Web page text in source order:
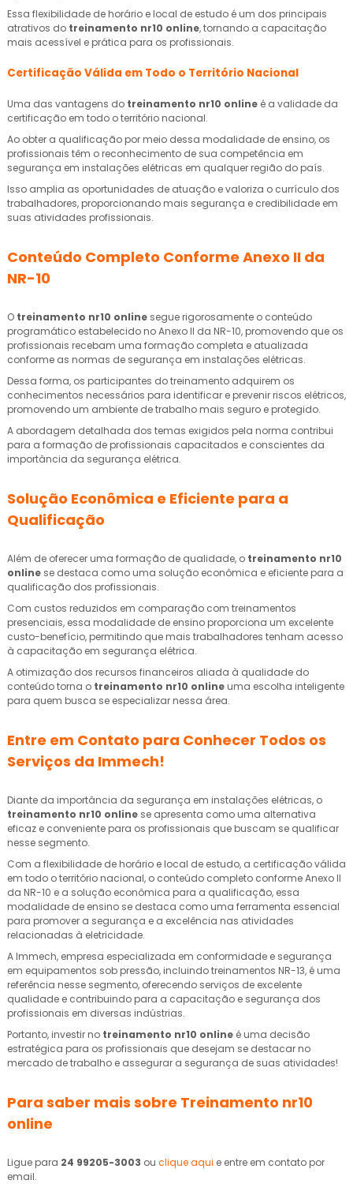
Essa flexibilidade de horário e local de estudo é um dos principais
atrativos do treinamento nr10 online, tornando a capacitação
mais acessível e prática para os profissionais.
Certificação Válida em Todo o Território Nacional
Uma das vantagens do treinamento nr10 online é a validade da
certificação em todo o território nacional.
Ao obter a qualificação por meio dessa modalidade de ensino, os
profissionais têm o reconhecimento de sua competência em
segurança em instalações elétricas em qualquer região do país.
Isso amplia as oportunidades de atuação e valoriza o currículo dos
trabalhadores, proporcionando mais segurança e credibilidade em
suas atividades profissionais.
Conteúdo Completo Conforme Anexo II da
NR-10
O treinamento nr10 online segue rigorosamente o conteúdo
programático estabelecido no Anexo II da NR-10, promovendo que os
profissionais recebam uma formação completa e atualizada
conforme as normas de segurança em instalações elétricas.
Dessa forma, os participantes do treinamento adquirem os
conhecimentos necessários para identificar e prevenir riscos elétricos,
promovendo um ambiente de trabalho mais seguro e protegido.
A abordagem detalhada dos temas exigidos pela norma contribui
para a formação de profissionais capacitados e conscientes da
importância da segurança elétrica.
Solução Econômica e Eficiente para a
Qualificação
Além de oferecer uma formação de qualidade, o treinamento nr10
online se destaca como uma solução econômica e eficiente para a
qualificação dos profissionais.
Com custos reduzidos em comparação com treinamentos
presenciais, essa modalidade de ensino proporciona um excelente
custo-benefício, permitindo que mais trabalhadores tenham acesso
à capacitação em segurança elétrica.
A otimização dos recursos financeiros aliada à qualidade do
conteúdo torna o treinamento nr10 online uma escolha inteligente
para quem busca se especializar nessa área.
Entre em Contato para Conhecer Todos os
Serviços da Immech!
Diante da importância da segurança em instalações elétricas, o
treinamento nr10 online se apresenta como uma alternativa
eficaz e conveniente para os profissionais que buscam se qualificar
nesse segmento.
Com a flexibilidade de horário e local de estudo, a certificação válida
em todo o território nacional, o conteúdo completo conforme Anexo II
da NR-10 e a solução econômica para a qualificação, essa
modalidade de ensino se destaca como uma ferramenta essencial
para promover a segurança e a excelência nas atividades
relacionadas à eletricidade.
A Immech, empresa especializada em conformidade e segurança
em equipamentos sob pressão, incluindo treinamentos NR-13, é uma
referência nesse segmento, oferecendo serviços de excelente
qualidade e contribuindo para a capacitação e segurança dos
profissionais em diversas indústrias.
Portanto, investir no treinamento nr10 online é uma decisão
estratégica para os profissionais que desejam se destacar no
mercado de trabalho e assegurar a segurança de suas atividades!
Para saber mais sobre Treinamento nr10
online
Ligue para 24 99205-3003 ou clique aqui e entre em contato por
email.